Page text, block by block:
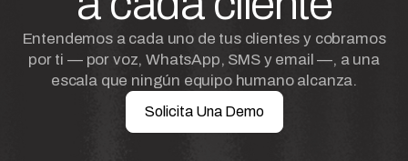
Entendemos a cada uno de tus clientes y cobramos
por ti — por voz, WhatsApp, SMS y email —, a una
escala que ningún equipo humano alcanza.
Solicita Una Demo